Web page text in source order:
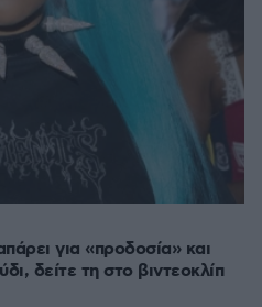
για «προδοσία» και
δείτε τη στο βιντεοκλίπ